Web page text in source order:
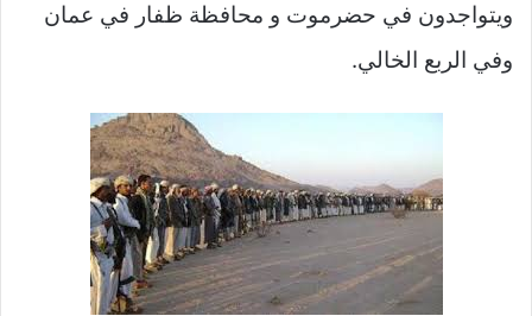
ويتواجدون في حضرموت و محافظة ظفار في عمان
وفي الربع الخالي.